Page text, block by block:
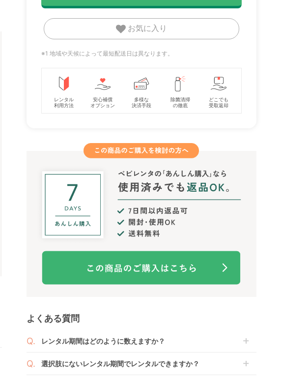
お気に入り
※1 地域や天候によって最短配送日は異なります。
レンタル
利用方法
安心補償
オプション
多様な
決済手段
除菌清掃
の徹底
どこでも
受取返却
よくある質問
レンタル期間はどのように数えますか？
ります。
選択肢にないレンタル期間でレンタルできますか？